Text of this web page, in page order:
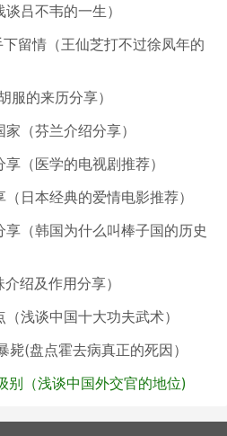
吕不韦的一生）
留情（王仙芝打不过徐凤年的
服的来历分享）
（芬兰介绍分享）
（医学的电视剧推荐）
日本经典的爱情电影推荐）
（韩国为什么叫棒子国的历史
绍及作用分享）
浅谈中国十大功夫武术）
(盘点霍去病真正的死因）
别（浅谈中国外交官的地位)